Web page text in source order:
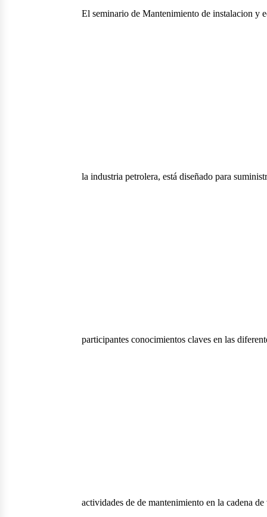
El seminario de Mantenimiento de instalacion y
la industria petrolera, está diseñado para
participantes conocimientos claves en las
actividades de de mantenimiento en la cadena